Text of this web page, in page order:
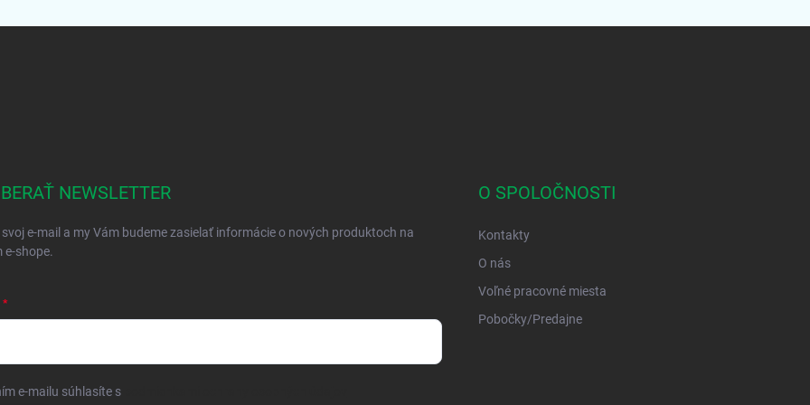
NEWSLETTER
e-mail a my Vám budeme zasielať informácie o nových produktoch na
e-shope.
e-mailu súhlasíte s
O SPOLOČNOSTI
Kontakty
O nás
Voľné pracovné miesta
Pobočky/Predajne